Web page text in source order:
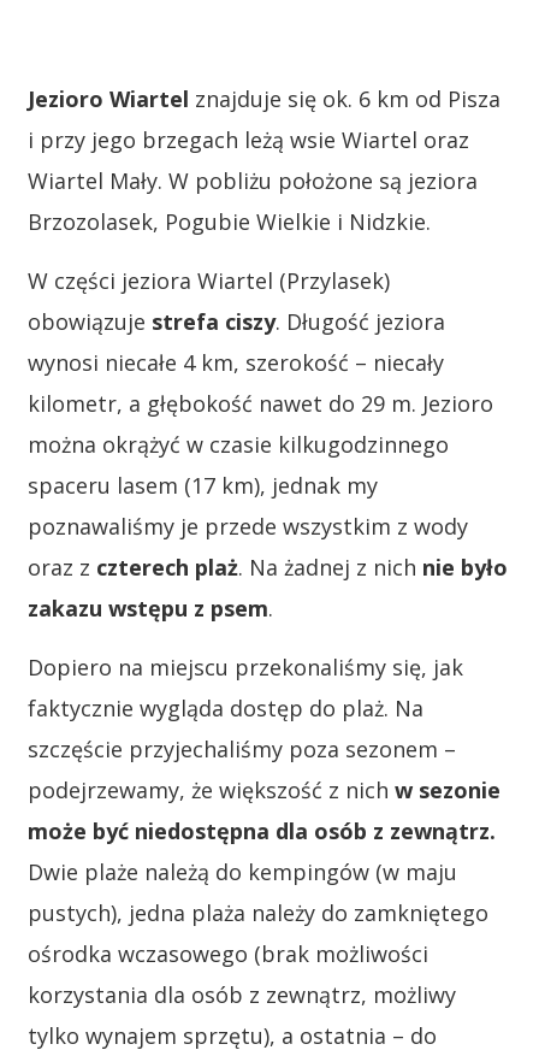
Jezioro Wiartel znajduje się ok. 6 km od Pisza
i przy jego brzegach leżą wsie Wiartel oraz
Wiartel Mały. W pobliżu położone są jeziora
Brzozolasek, Pogubie Wielkie i Nidzkie.
W części jeziora Wiartel (Przylasek)
obowiązuje strefa ciszy. Długość jeziora
wynosi niecałe 4 km, szerokość – niecały
kilometr, a głębokość nawet do 29 m. Jezioro
można okrążyć w czasie kilkugodzinnego
spaceru lasem (17 km), jednak my
poznawaliśmy je przede wszystkim z wody
oraz z czterech plaż. Na żadnej z nich nie było
zakazu wstępu z psem.
Dopiero na miejscu przekonaliśmy się, jak
faktycznie wygląda dostęp do plaż. Na
szczęście przyjechaliśmy poza sezonem –
podejrzewamy, że większość z nich w sezonie
może być niedostępna dla osób z zewnątrz.
Dwie plaże należą do kempingów (w maju
pustych), jedna plaża należy do zamkniętego
ośrodka wczasowego (brak możliwości
korzystania dla osób z zewnątrz, możliwy
tylko wynajem sprzętu), a ostatnia – do